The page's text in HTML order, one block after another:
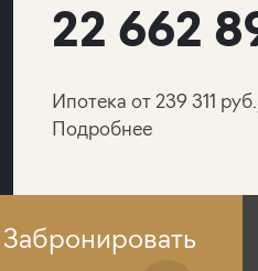
22 662
Ипотека от 239 311
Подробнее
Забронировать